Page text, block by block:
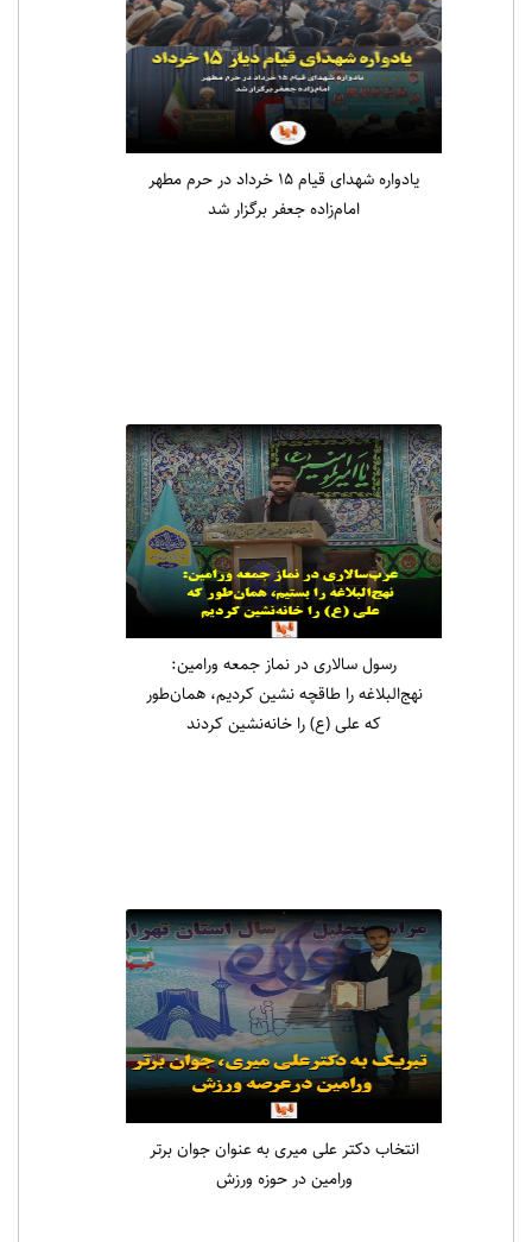
یادواره شهدای قیام ۱۵ خرداد در حرم مطهر
امام‌زاده جعفر برگزار شد
رسول سالاری در نماز جمعه ورامین:
نهج‌البلاغه را طاقچه نشین کردیم، همان‌طور
که علی (ع) را خانه‌نشین کردند
انتخاب دکتر علی میری به عنوان جوان برتر
ورامین در حوزه ورزش